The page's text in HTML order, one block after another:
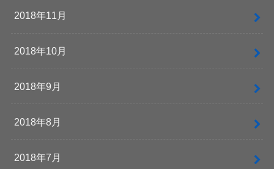
2018年11月
2018年10月
2018年9月
2018年8月
2018年7月